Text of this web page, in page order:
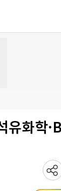
유화학